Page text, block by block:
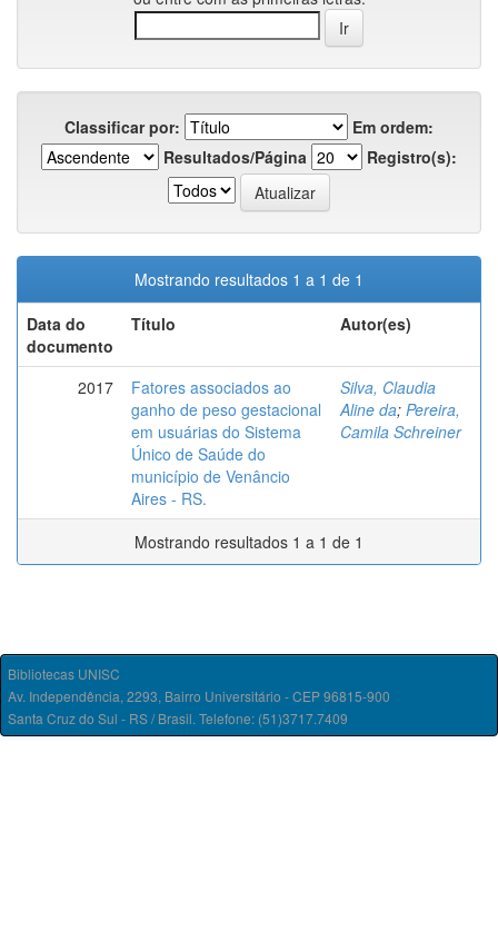
Classificar por:
Em ordem:
Resultados/Página
Registro(s):
Mostrando resultados 1 a 1 de 1
Data do
documento
Título Autor(es)
2017
Fatores associados ao
ganho de peso gestacional
em usuárias do Sistema
Único de Saúde do
município de Venâncio
Aires - RS.
Silva, Claudia
Aline da; Pereira,
Camila Schreiner
Mostrando resultados 1 a 1 de 1
Bibliotecas UNISC
Av. Independência, 2293, Bairro Universitário - CEP 96815-900
Santa Cruz do Sul - RS / Brasil. Telefone: (51)3717.7409